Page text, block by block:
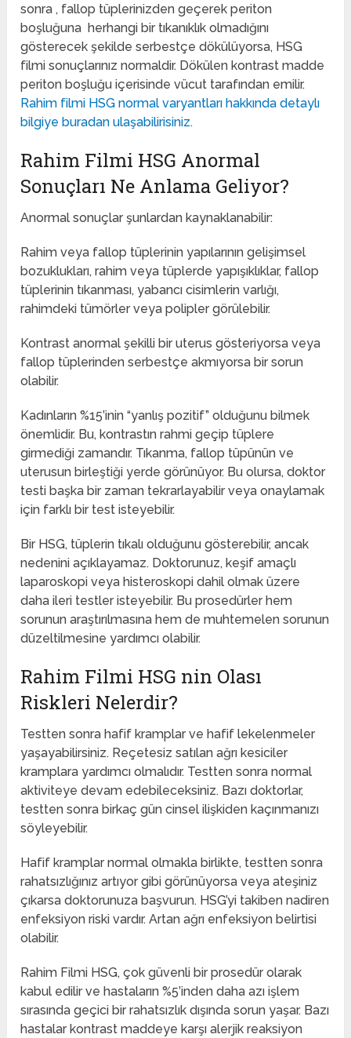
sonra , fallop tüplerinizden geçerek periton
boşluğuna herhangi bir tıkanıklık olmadığını
gösterecek şekilde serbestçe dökülüyorsa, HSG
filmi sonuçlarınız normaldir. Dökülen kontrast madde
periton boşluğu içerisinde vücut tarafından emilir.
Rahim filmi HSG normal varyantları hakkında detaylı
bilgiye buradan ulaşabilirisiniz.
Rahim Filmi HSG Anormal
Sonuçları Ne Anlama Geliyor?
Anormal sonuçlar şunlardan kaynaklanabilir:
Rahim veya fallop tüplerinin yapılarının gelişimsel
bozuklukları, rahim veya tüplerde yapışıklıklar, fallop
tüplerinin tıkanması, yabancı cisimlerin varlığı,
rahimdeki tümörler veya polipler görülebilir.
Kontrast anormal şekilli bir uterus gösteriyorsa veya
fallop tüplerinden serbestçe akmıyorsa bir sorun
olabilir.
Kadınların %15’inin “yanlış pozitif” olduğunu bilmek
önemlidir. Bu, kontrastın rahmi geçip tüplere
girmediği zamandır. Tıkanma, fallop tüpünün ve
uterusun birleştiği yerde görünüyor. Bu olursa, doktor
testi başka bir zaman tekrarlayabilir veya onaylamak
için farklı bir test isteyebilir.
Bir HSG, tüplerin tıkalı olduğunu gösterebilir, ancak
nedenini açıklayamaz. Doktorunuz, keşif amaçlı
laparoskopi veya histeroskopi dahil olmak üzere
daha ileri testler isteyebilir. Bu prosedürler hem
sorunun araştırılmasına hem de muhtemelen sorunun
düzeltilmesine yardımcı olabilir.
Rahim Filmi HSG nin Olası
Riskleri Nelerdir?
Testten sonra hafif kramplar ve hafif lekelenmeler
yaşayabilirsiniz. Reçetesiz satılan ağrı kesiciler
kramplara yardımcı olmalıdır. Testten sonra normal
aktiviteye devam edebileceksiniz. Bazı doktorlar,
testten sonra birkaç gün cinsel ilişkiden kaçınmanızı
söyleyebilir.
Hafif kramplar normal olmakla birlikte, testten sonra
rahatsızlığınız artıyor gibi görünüyorsa veya ateşiniz
çıkarsa doktorunuza başvurun. HSG’yi takiben nadiren
enfeksiyon riski vardır. Artan ağrı enfeksiyon belirtisi
olabilir.
Rahim Filmi HSG, çok güvenli bir prosedür olarak
kabul edilir ve hastaların %5’inden daha azı işlem
sırasında geçici bir rahatsızlık dışında sorun yaşar. Bazı
hastalar kontrast maddeye karşı alerjik reaksiyon